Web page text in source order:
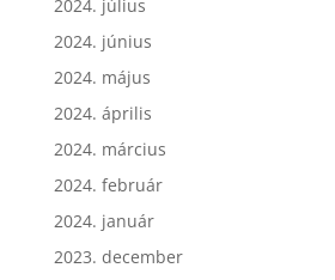
2024. július
2024. június
2024. május
2024. április
2024. március
2024. február
2024. január
2023. december